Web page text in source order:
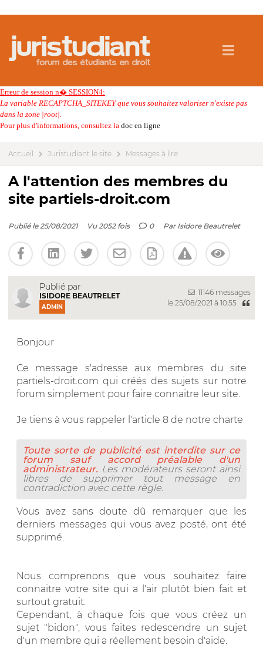
Erreur de session n� SESSION4:
La variable RECAPTCHA_SITEKEY que vous souhaitez valoriser n'existe pas
dans la zone |root|.
Pour plus d'informations, consultez la doc en ligne
Accueil Juristudiant le site Messages à lire
A l'attention des membres du
site partiels-droit.com
Publié le 25/08/2021 Vu 2052 fois 0 Par Isidore Beautrelet
Publié par
ISIDORE BEAUTRELET
ADMIN
11146 messages
le 25/08/2021 à 10:55
Bonjour
Ce message s'adresse aux membres du site
partiels-droit.com qui créés des sujets sur notre
forum simplement pour faire connaitre leur site.
Je tiens à vous rappeler l'article 8 de notre charte
Toute sorte de publicité est interdite sur ce
forum sauf accord préalable d'un
administrateur. Les modérateurs seront ainsi
libres de supprimer tout message en
contradiction avec cette règle.
Vous avez sans doute dû remarquer que les
derniers messages qui vous avez posté, ont été
supprimé.
Nous comprenons que vous souhaitez faire
connaitre votre site qui a l'air plutôt bien fait et
surtout gratuit.
Cependant, à chaque fois que vous créez un
sujet "bidon", vous faites redescendre un sujet
d'un membre qui a réellement besoin d'aide.